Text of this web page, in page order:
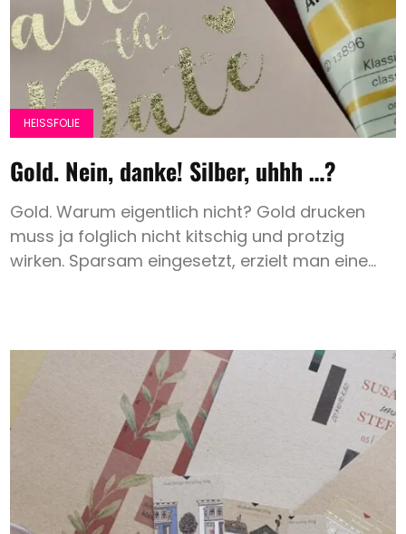
HEISSFOLIE
Gold. Nein, danke! Silber, uhhh …?
Gold. Warum eigentlich nicht? Gold drucken
muss ja folglich nicht kitschig und protzig
wirken. Sparsam eingesetzt, erzielt man eine...